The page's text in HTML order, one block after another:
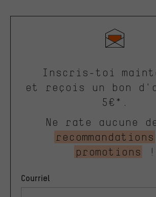
Inscris-toi
et reçois un bon
5€*.
Ne rate aucune
recommandations
promotions
!
Courriel